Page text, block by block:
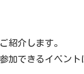
紹介します。
加できるイベント